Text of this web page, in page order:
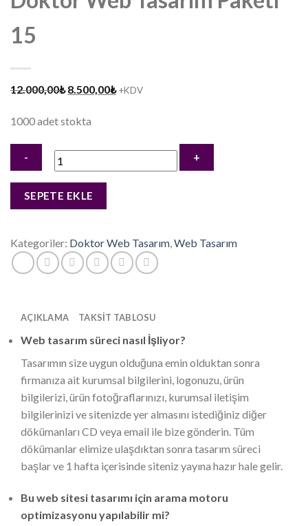
15
12.000,00₺ Orijinal
12.000,00₺.
8.500,00₺Şu
+KDV
1000 adet stokta
Doktor
Paketi
15
adet
SEPETE EKLE
Kategoriler: Doktor Web Tasarım,Web Tasarım
AÇIKLAMA TAKSIT TABLOSU
Web tasarım süreci nasıl İşliyor?
Tasarımın size uygun olduğuna emin olduktan sonra
firmanıza ait kurumsal bilgilerini, logonuzu, ürün
bilgilerizi, ürün fotoğraflarınızı, kurumsal iletişim
bilgilerinizi ve sitenizde yer almasını istediğiniz diğer
dökümanları CD veya email ile bize gönderin. Tüm
dökümanlar elimize ulaşdıktan sonra tasarım süreci
başlar ve 1 hafta içerisinde siteniz yayına hazır hale gelir.
Bu web sitesi tasarımı için arama motoru
optimizasyonu yapılabilir mi?